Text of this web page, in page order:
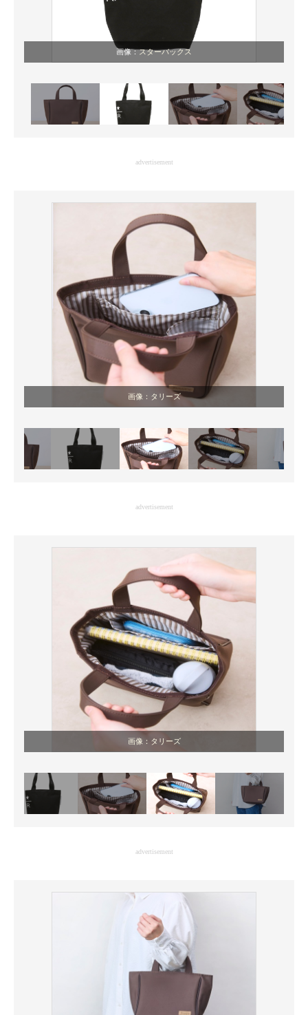
建設×テクノロジーの最前線
ちょっと気になるネットの話題
画像：スターバックス
advertisement
画像：タリーズ
advertisement
画像：タリーズ
advertisement